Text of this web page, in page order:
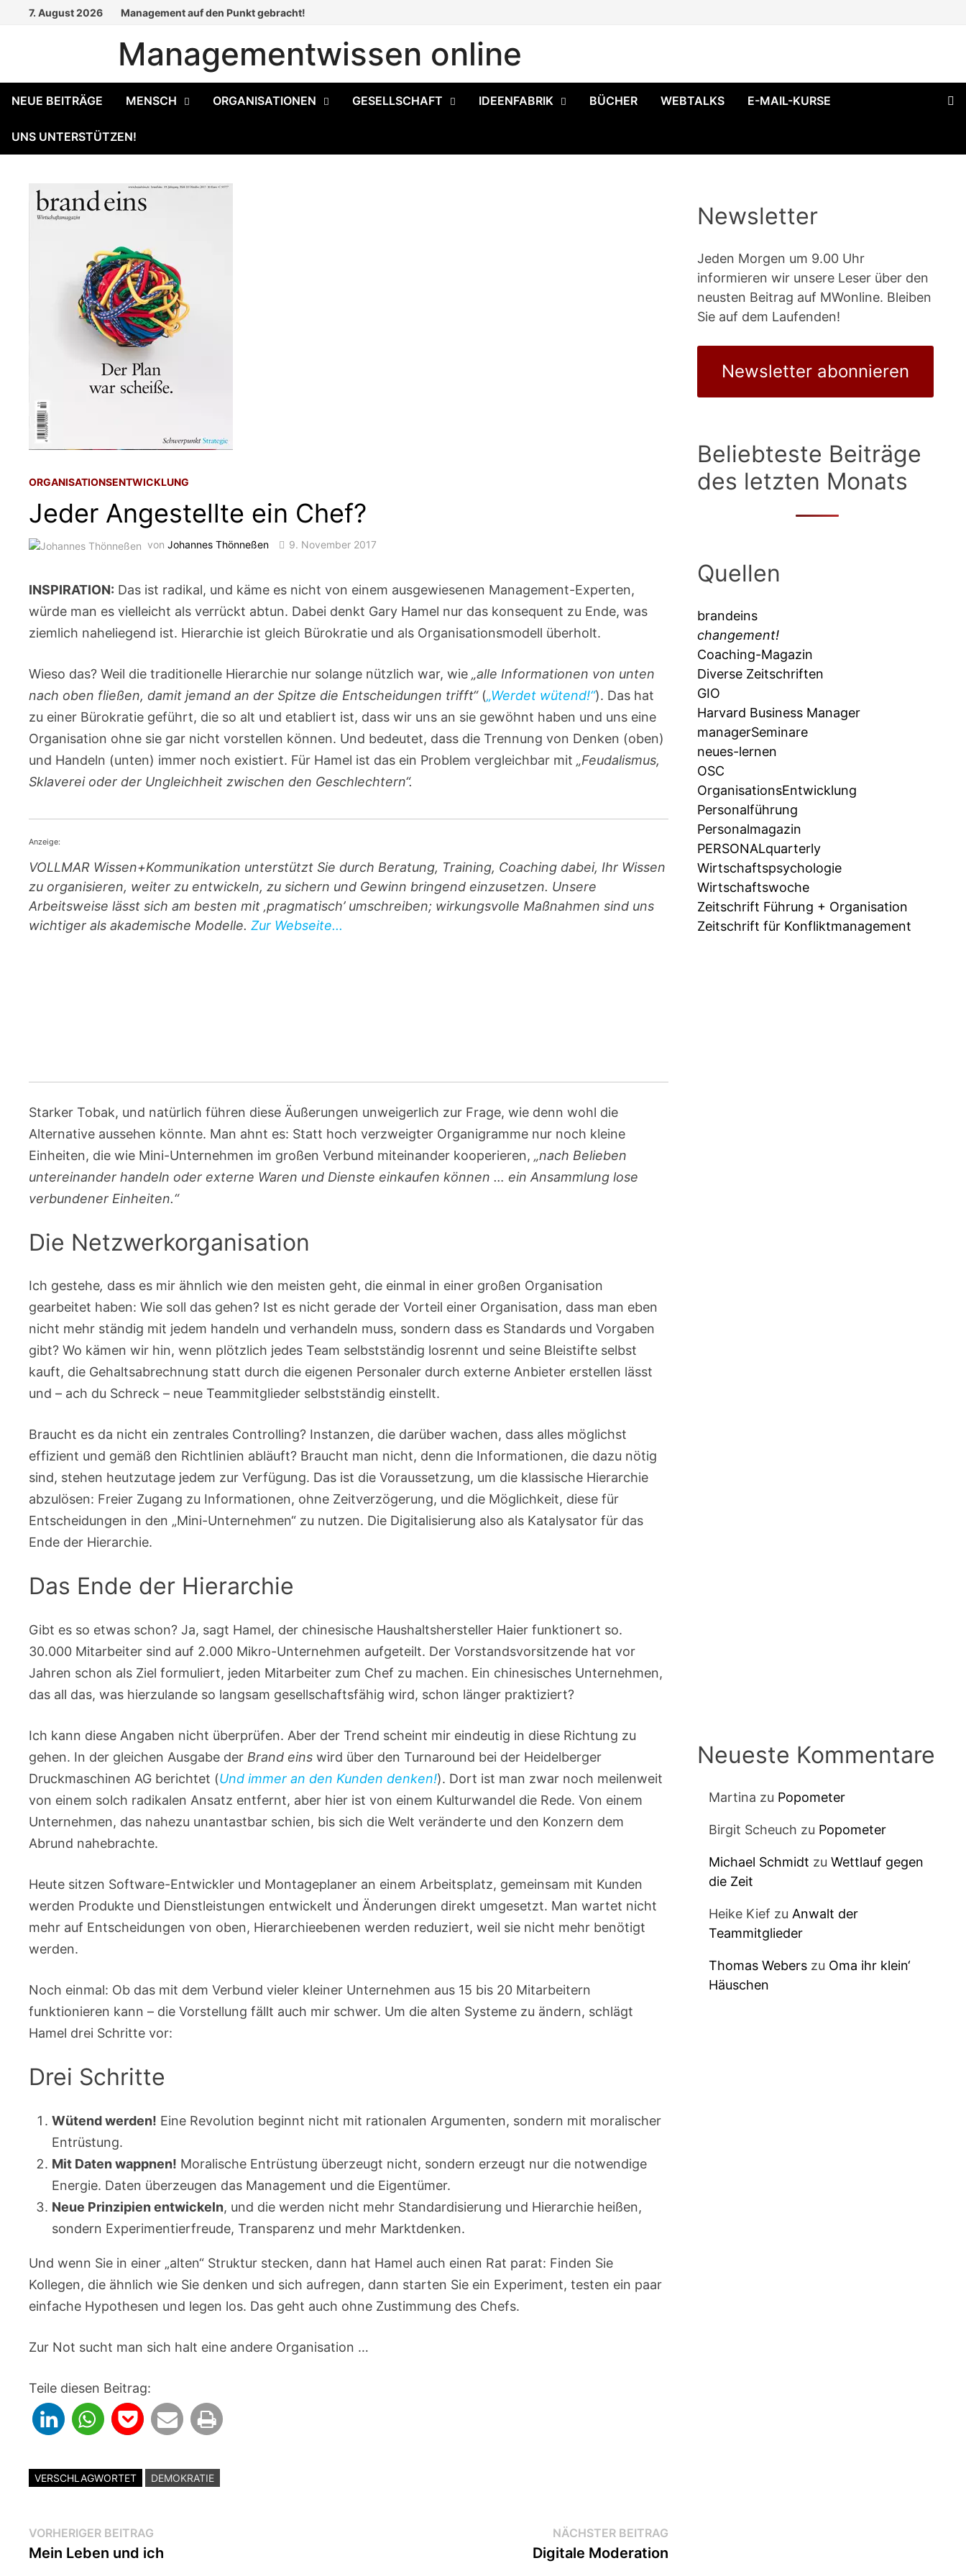
7. August 2026 Management auf den Punkt gebracht!
Managementwissen online
NEUE BEITRÄGE MENSCH ORGANISATIONEN GESELLSCHAFT IDEENFABRIK BÜCHER WEBTALKS E-MAIL-KURSE
UNS UNTERSTÜTZEN!
ORGANISATIONSENTWICKLUNG
Jeder Angestellte ein Chef?
vonJohannes Thönneßen 9. November 2017
INSPIRATION: Das ist radikal, und käme es nicht von einem ausgewiesenen Management-Experten,
würde man es vielleicht als verrückt abtun. Dabei denkt Gary Hamel nur das konsequent zu Ende, was
ziemlich naheliegend ist. Hierarchie ist gleich Bürokratie und als Organisationsmodell überholt.
Wieso das? Weil die traditionelle Hierarchie nur solange nützlich war, wie„alle Informationen von unten
nach oben fließen, damit jemand an der Spitze die Entscheidungen trifft“(„Werdet wütend!“). Das hat
zu einer Bürokratie geführt, die so alt und etabliert ist, dass wir uns an sie gewöhnt haben und uns eine
Organisation ohne sie gar nicht vorstellen können. Und bedeutet, dass die Trennung von Denken (oben)
und Handeln (unten) immer noch existiert. Für Hamel ist das ein Problem vergleichbar mit„Feudalismus,
Sklaverei oder der Ungleichheit zwischen den Geschlechtern“.
Anzeige:
VOLLMAR Wissen+Kommunikation unterstützt Sie durch Beratung, Training, Coaching dabei, Ihr Wissen
zu organisieren, weiter zu entwickeln, zu sichern und Gewinn bringend einzusetzen. Unsere
Arbeitsweise lässt sich am besten mit ‚pragmatisch’ umschreiben; wirkungsvolle Maßnahmen sind uns
wichtiger als akademische Modelle.Zur Webseite...
Starker Tobak, und natürlich führen diese Äußerungen unweigerlich zur Frage, wie denn wohl die
Alternative aussehen könnte. Man ahnt es: Statt hoch verzweigter Organigramme nur noch kleine
Einheiten, die wie Mini-Unternehmen im großen Verbund miteinander kooperieren,„nach Belieben
untereinander handeln oder externe Waren und Dienste einkaufen können … ein Ansammlung lose
verbundener Einheiten.“
Die Netzwerkorganisation
Ich gestehe, dass es mir ähnlich wie den meisten geht, die einmal in einer großen Organisation
gearbeitet haben: Wie soll das gehen? Ist es nicht gerade der Vorteil einer Organisation, dass man eben
nicht mehr ständig mit jedem handeln und verhandeln muss, sondern dass es Standards und Vorgaben
gibt? Wo kämen wir hin, wenn plötzlich jedes Team selbstständig losrennt und seine Bleistifte selbst
kauft, die Gehaltsabrechnung statt durch die eigenen Personaler durch externe Anbieter erstellen lässt
und – ach du Schreck – neue Teammitglieder selbstständig einstellt.
Braucht es da nicht ein zentrales Controlling? Instanzen, die darüber wachen, dass alles möglichst
effizient und gemäß den Richtlinien abläuft? Braucht man nicht, denn die Informationen, die dazu nötig
sind, stehen heutzutage jedem zur Verfügung. Das ist die Voraussetzung, um die klassische Hierarchie
abzulösen: Freier Zugang zu Informationen, ohne Zeitverzögerung, und die Möglichkeit, diese für
Entscheidungen in den „Mini-Unternehmen“ zu nutzen. Die Digitalisierung also als Katalysator für das
Ende der Hierarchie.
Das Ende der Hierarchie
Gibt es so etwas schon? Ja, sagt Hamel, der chinesische Haushaltshersteller Haier funktionert so.
30.000 Mitarbeiter sind auf 2.000 Mikro-Unternehmen aufgeteilt. Der Vorstandsvorsitzende hat vor
Jahren schon als Ziel formuliert, jeden Mitarbeiter zum Chef zu machen. Ein chinesisches Unternehmen,
das all das, was hierzulande so langsam gesellschaftsfähig wird, schon länger praktiziert?
Ich kann diese Angaben nicht überprüfen. Aber der Trend scheint mir eindeutig in diese Richtung zu
gehen. In der gleichen Ausgabe der Brand eins wird über den Turnaround bei der Heidelberger
Druckmaschinen AG berichtet (Und immer an den Kunden denken!). Dort ist man zwar noch meilenweit
von einem solch radikalen Ansatz entfernt, aber hier ist von einem Kulturwandel die Rede. Von einem
Unternehmen, das nahezu unantastbar schien, bis sich die Welt veränderte und den Konzern dem
Abrund nahebrachte.
Heute sitzen Software-Entwickler und Montageplaner an einem Arbeitsplatz, gemeinsam mit Kunden
werden Produkte und Dienstleistungen entwickelt und Änderungen direkt umgesetzt. Man wartet nicht
mehr auf Entscheidungen von oben, Hierarchieebenen werden reduziert, weil sie nicht mehr benötigt
werden.
Noch einmal: Ob das mit dem Verbund vieler kleiner Unternehmen aus 15 bis 20 Mitarbeitern
funktionieren kann – die Vorstellung fällt auch mir schwer. Um die alten Systeme zu ändern, schlägt
Hamel drei Schritte vor:
Drei Schritte
Wütend werden! Eine Revolution beginnt nicht mit rationalen Argumenten, sondern mit moralischer
Entrüstung.
Mit Daten wappnen! Moralische Entrüstung überzeugt nicht, sondern erzeugt nur die notwendige
Energie. Daten überzeugen das Management und die Eigentümer.
Neue Prinzipien entwickeln, und die werden nicht mehr Standardisierung und Hierarchie heißen,
sondern Experimentierfreude, Transparenz und mehr Marktdenken.
Und wenn Sie in einer „alten“ Struktur stecken, dann hat Hamel auch einen Rat parat: Finden Sie
Kollegen, die ähnlich wie Sie denken und sich aufregen, dann starten Sie ein Experiment, testen ein paar
einfache Hypothesen und legen los. Das geht auch ohne Zustimmung des Chefs.
Zur Not sucht man sich halt eine andere Organisation …
Teile diesen Beitrag:
VERSCHLAGWORTET DEMOKRATIE
Beitragsnavigation
VORHERIGER BEITRAG
Beitrag:
Mein Leben und ich
NÄCHSTER BEITRAGNächster
Beitrag:
Digitale Moderation
Newsletter
Jeden Morgen um 9.00 Uhr
informieren wir unsere Leser über den
neusten Beitrag auf MWonline. Bleiben
Sie auf dem Laufenden!
Newsletter abonnieren
Beliebteste Beiträge
des letzten Monats
Quellen
brandeins
changement!
Coaching-Magazin
Diverse Zeitschriften
GIO
Harvard Business Manager
managerSeminare
neues-lernen
OSC
OrganisationsEntwicklung
Personalführung
Personalmagazin
PERSONALquarterly
Wirtschaftspsychologie
Wirtschaftswoche
Zeitschrift Führung + Organisation
Zeitschrift für Konfliktmanagement
Neueste Kommentare
Martina zu Popometer
Birgit Scheuch zu Popometer
Michael Schmidt zu Wettlauf gegen
die Zeit
Heike Kief zu Anwalt der
Teammitglieder
Thomas Weberszu Oma ihr klein‘
Häuschen